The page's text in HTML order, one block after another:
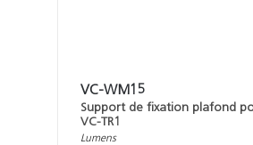
VC-WM15
Support de fixation plafond
VC-TR1
Lumens